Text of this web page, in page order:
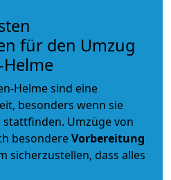
für den Umzug
Helme sind eine
besonders wenn sie
Umzüge von
besondereVorbereitung
sicherzustellen, dass alles